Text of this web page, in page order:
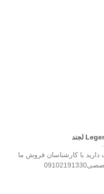
با کارشناسان فروش ما